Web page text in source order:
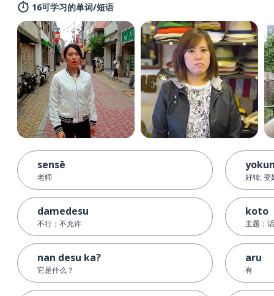
16可学习的单词/短语
sensē
老师
damedesu
不行；不允许
nan desu ka?
它是什么？
好转; 变
koto
主题；
aru
有